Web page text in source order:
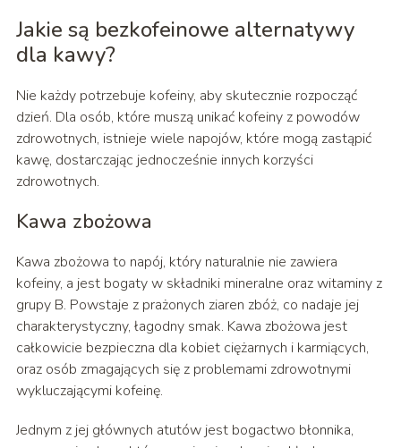
Jakie są bezkofeinowe alternatywy
dla kawy?
Nie każdy potrzebuje kofeiny, aby skutecznie rozpocząć
dzień. Dla osób, które muszą unikać kofeiny z powodów
zdrowotnych, istnieje wiele napojów, które mogą zastąpić
kawę, dostarczając jednocześnie innych korzyści
zdrowotnych.
Kawa zbożowa
Kawa zbożowa to napój, który naturalnie nie zawiera
kofeiny, a jest bogaty w składniki mineralne oraz witaminy z
grupy B. Powstaje z prażonych ziaren zbóż, co nadaje jej
charakterystyczny, łagodny smak. Kawa zbożowa jest
całkowicie bezpieczna dla kobiet ciężarnych i karmiących,
oraz osób zmagających się z problemami zdrowotnymi
wykluczającymi kofeinę.
Jednym z jej głównych atutów jest bogactwo błonnika,